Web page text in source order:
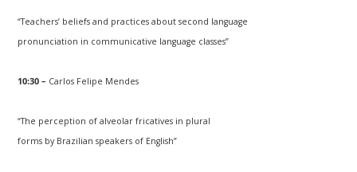
“Teachers’ beliefs and practices about second language
pronunciation in communicative language classes”
10:30 – Carlos Felipe Mendes
“The perception of alveolar fricatives in plural
forms by Brazilian speakers of English”